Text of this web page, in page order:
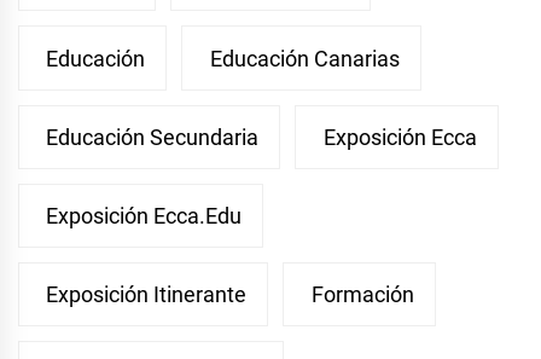
Educación Educación Canarias
Educación Secundaria Exposición Ecca
Exposición Ecca.edu
Exposición Itinerante Formación